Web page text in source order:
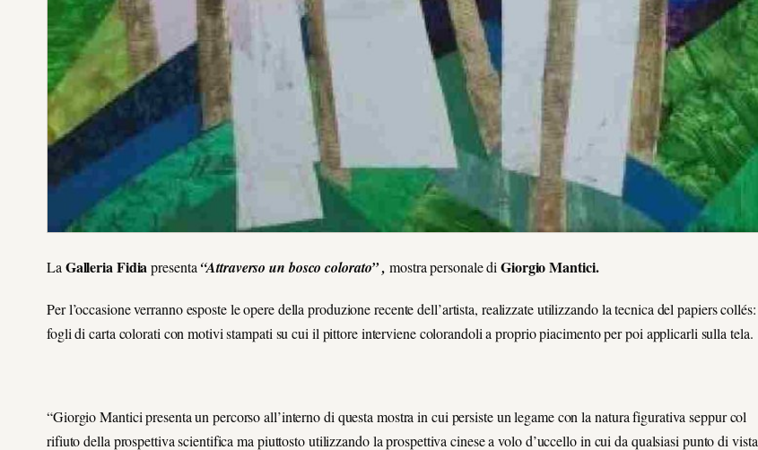
La Galleria Fidiapresenta“Attraverso un bosco colorato” ,mostra personale diGiorgio Mantici.
Per l’occasione verranno esposte le opere della produzione recente dell’artista, realizzate utilizzando la tecnica del papiers collés:
fogli di carta colorati con motivi stampati su cui il pittore interviene colorandoli a proprio piacimento per poi applicarli sulla tela.
“Giorgio Mantici presenta un percorso all’interno di questa mostra in cui persiste un legame con la natura figurativa seppur col
rifiuto della prospettiva scientifica ma piuttosto utilizzando la prospettiva cinese a volo d’uccello in cui da qualsiasi punto di vista